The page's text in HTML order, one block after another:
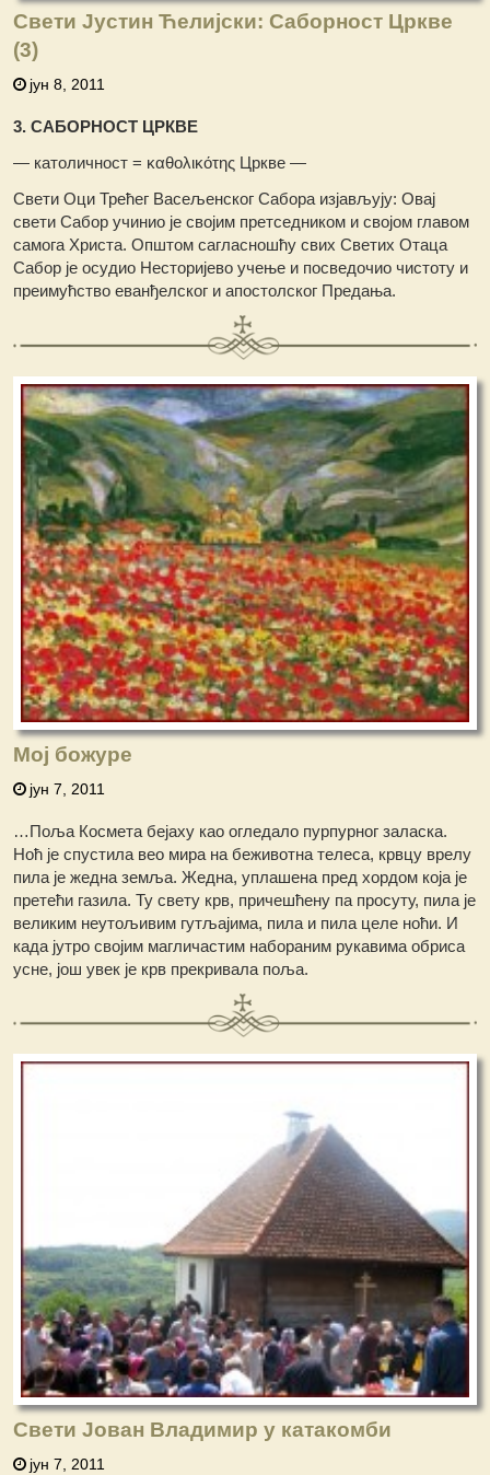
Свети Јустин Ћелијски: Саборност Цркве
(3)
јун 8, 2011
3. САБОРНОСТ ЦРКВЕ
— католичност = καθολικότης Цркве —
Свети Оци Трећег Васељенског Сабора изјављују: Овај
свети Сабор учинио је својим претседником и својом главом
самога Христа. Општом сагласношћу свих Светих Отаца
Сабор је осудио Несторијево учење и посведочио чистоту и
преимућство еванђелског и апостолског Предања.
Мој божуре
јун 7, 2011
…Поља Космета бејаху као огледало пурпурног заласка.
Ноћ је спустила вео мира на беживотна телеса, крвцу врелу
пила је жедна земља. Жедна, уплашена пред хордом која је
претећи газила. Ту свету крв, причешћену па просуту, пила је
великим неутољивим гутљајима, пила и пила целе ноћи. И
када јутро својим магличастим набораним рукавима обриса
усне, још увек је крв прекривала поља.
Свети Јован Владимир у катакомби
јун 7, 2011